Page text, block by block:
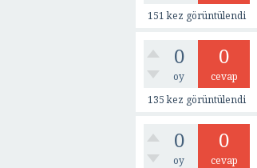
151kez görüntülendi
0
oy
0
cevap
135kez görüntülendi
0
oy
0
cevap